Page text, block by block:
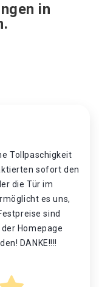
in
Tollpaschigkeit
sofort den
die Tür im
es uns,
sind
Homepage
DANKE!!!!